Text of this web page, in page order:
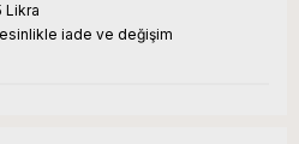
Likra
iade ve değişim